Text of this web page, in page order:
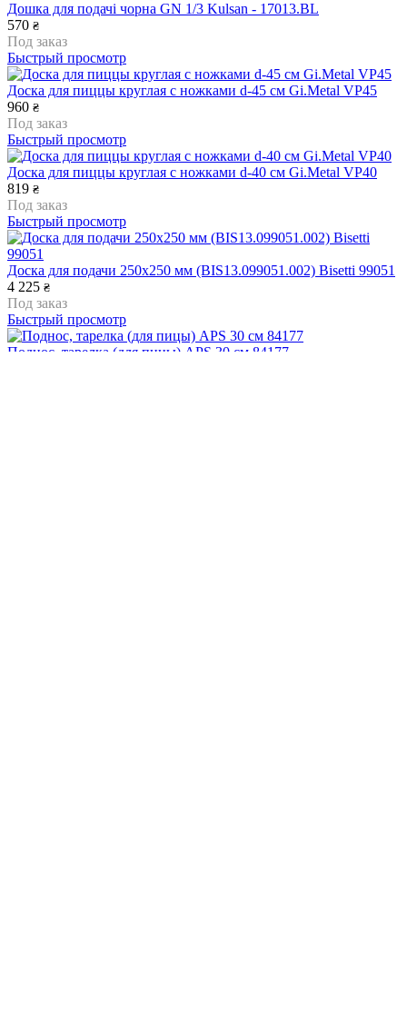
Дошка для подачі чорна GN 1/3 Kulsan - 17013.BL
570 ₴
Под заказ
Быстрый просмотр
Доска для пиццы круглая с ножками d-45 см Gi.Metal VP45
960 ₴
Под заказ
Быстрый просмотр
Доска для пиццы круглая с ножками d-40 см Gi.Metal VP40
819 ₴
Под заказ
Быстрый просмотр
Доска для подачи 250х250 мм (BIS13.099051.002) Bisetti 99051
4 225 ₴
Под заказ
Быстрый просмотр
Поднос, тарелка (для пицы) APS 30 см 84177